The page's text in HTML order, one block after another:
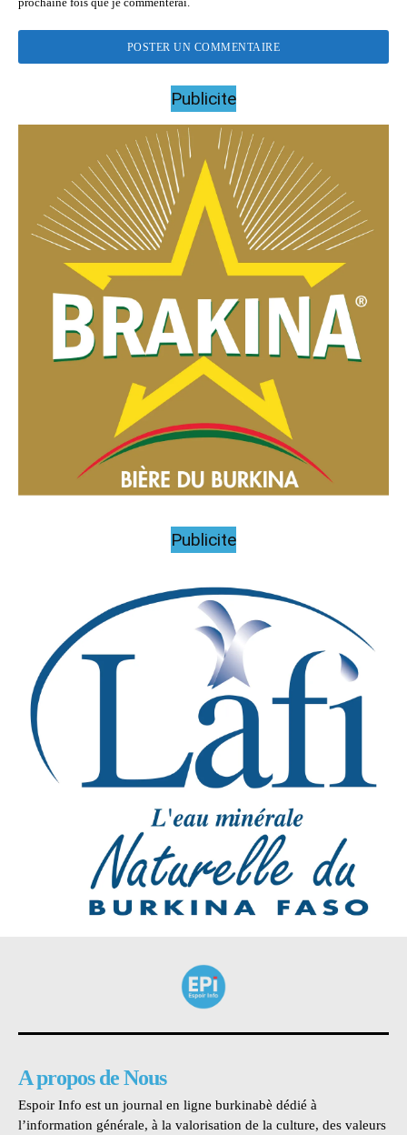
Publicite
Publicite
A propos de Nous
Espoir Info est un journal en ligne burkinabè dédié à
l’information générale, à la valorisation de la culture, des valeurs